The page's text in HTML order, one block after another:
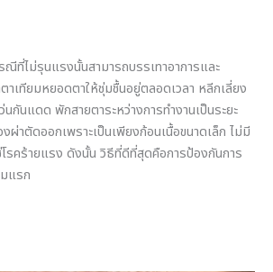
ที่ไม่รุนแรงนั้นสามารถบรรเทาอาการและ
าเทียมหยอดตาให้ชุ่มชื้นอยู่ตลอดเวลา หลีกเลี่ยง
กันแดด พักสายตาระหว่างการทำงานเป็นระยะ
ผ่าตัดออกเพราะเป็นเพียงก้อนเนื้อขนาดเล็ก ไม่มี
รคร้ายแรง ดังนั้น วิธีที่ดีที่สุดคือการป้องกันการ
แรก